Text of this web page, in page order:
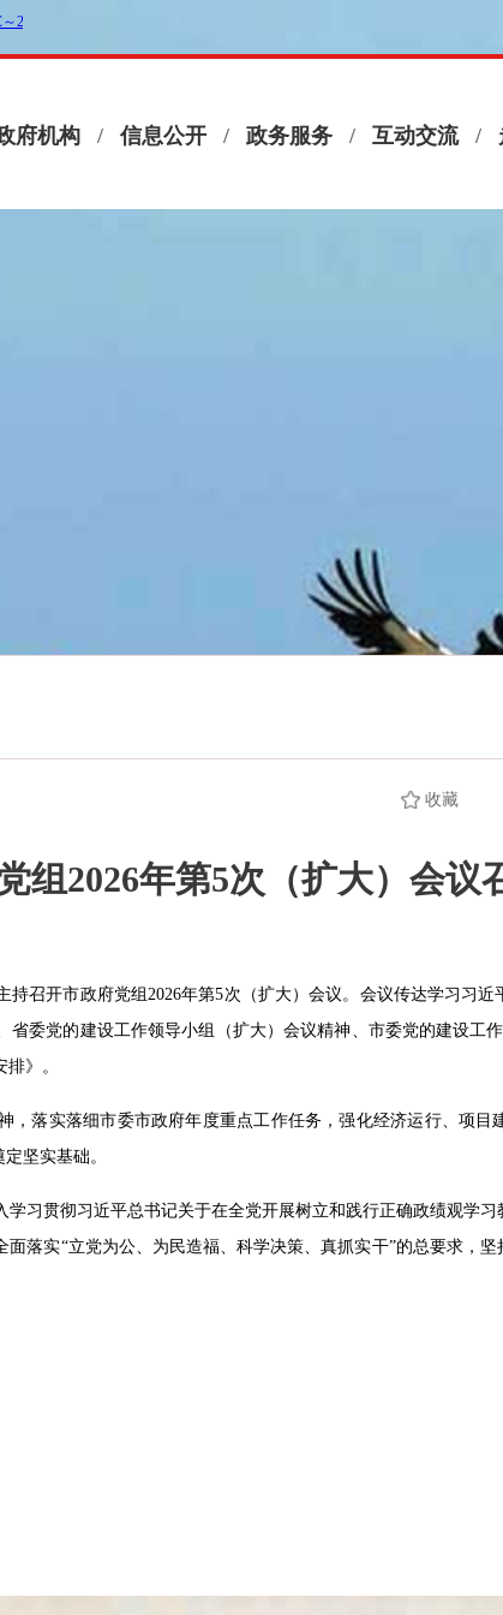
府机构 / 信息公开 / 政务服务 / 互动交流 /
收藏
组2026年第5次（扩大）会议
持召开市政府党组2026年第5次（扩大）会议。会议传达学习习
委党的建设工作领导小组（扩大）会议精神、市委党的建设工
》。
，落实落细市委市政府年度重点工作任务，强化经济运行、项
坚实基础。
习贯彻习近平总书记关于在全党开展树立和践行正确政绩观学
面落实“立党为公、为民造福、科学决策、真抓实干”的总要求，坚